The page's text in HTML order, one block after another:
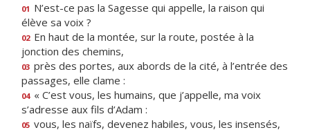
01 N’est-ce pas la Sagesse qui appelle, la raison qui
élève sa voix ?
02 En haut de la montée, sur la route, postée à la
jonction des chemins,
03 près des portes, aux abords de la cité, à l’entrée des
passages, elle clame :
04 « C’est vous, les humains, que j’appelle, ma voix
s’adresse aux fils d’Adam :
05 vous, les naïfs, devenez habiles, vous, les insensés,